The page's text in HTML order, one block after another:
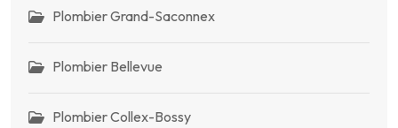
Plombier Grand-Saconnex
Plombier Bellevue
Plombier Collex-Bossy